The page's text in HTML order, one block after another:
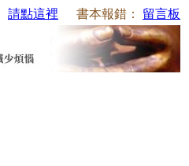
請點這裡 書本報錯： 留言板